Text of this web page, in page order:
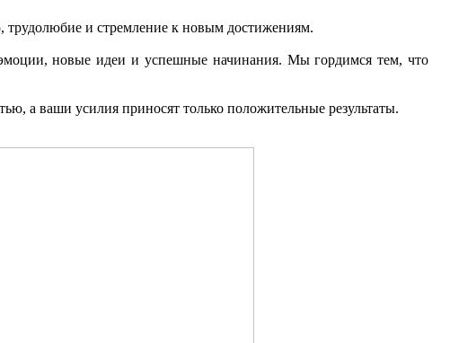
трудолюбие и стремление к новым достижениям.
новые идеи и успешные начинания. Мы гордимся тем, что
а ваши усилия приносят только положительные результаты.